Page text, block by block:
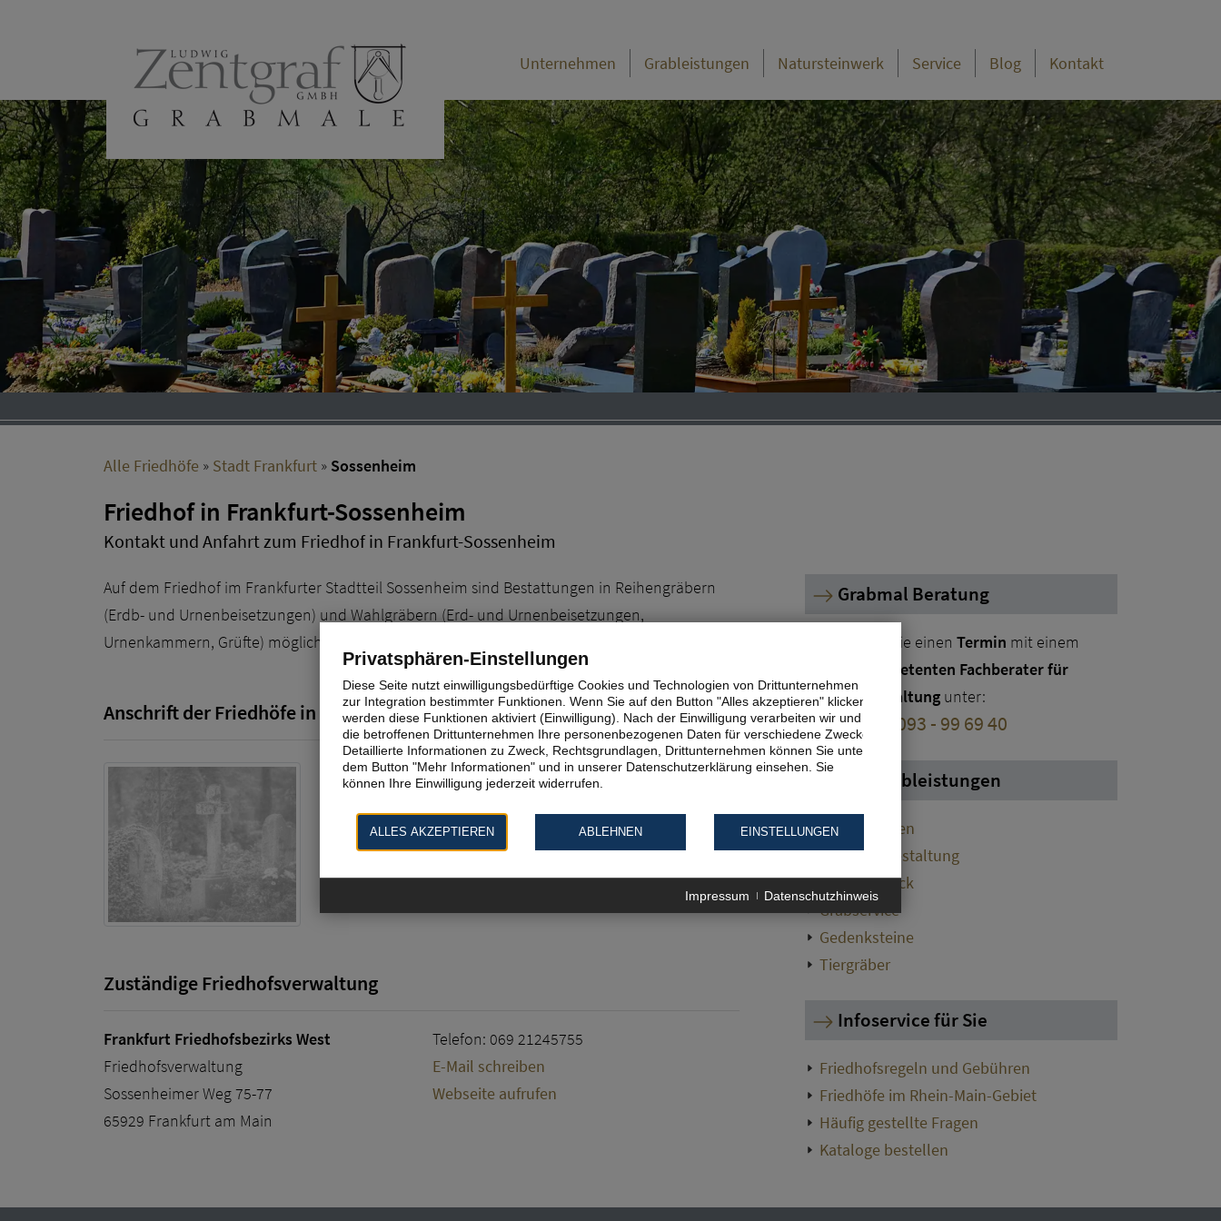
Unternehmen Grableistungen Natursteinwerk Service Blog Kontakt
Alle Friedhöfe » Stadt Frankfurt » Sossenheim
Friedhof in Frankfurt-Sossenheim
Kontakt und Anfahrt zum Friedhof in Frankfurt-Sossenheim
Auf dem Friedhof im Frankfurter Stadtteil Sossenheim sind Bestattungen in Reihengräbern
(Erdb- und Urnenbeisetzungen) und Wahlgräbern (Erd- und Urnenbeisetzungen,
Urnenkammern, Grüfte) möglich.
Anschrift der Friedhöfe in Sossenheim
Friedhof Sossenheim
65936 Frankfurt am Main
Zuständige Friedhofsverwaltung
Frankfurt Friedhofsbezirks West
Friedhofsverwaltung
Sossenheimer Weg 75-77
65929 Frankfurt am Main
Telefon: 069 21245755
E-Mail schreiben
Webseite aufrufen
Grabmal Beratung
Vereinbaren Sie einen Termin mit einem
kompetenten Fachberater für
Grabmalgestaltung unter:
Telefon: 06093 - 99 69 40
Alle Grableistungen
Grabmalarten
Grabsteingestaltung
Grabschmuck
Grabservice
Gedenksteine
Tiergräber
Infoservice für Sie
Friedhofsregeln und Gebühren
Friedhöfe im Rhein-Main-Gebiet
Häufig gestellte Fragen
Kataloge bestellen
Privatsphären-Einstellungen
Diese Seite nutzt einwilligungsbedürftige Cookies und Technologien von Drittunternehmen
zur Integration bestimmter Funktionen. Wenn Sie auf den Button "Alles akzeptieren" klicken,
werden diese Funktionen aktiviert (Einwilligung). Nach der Einwilligung verarbeiten wir und
die betroffenen Drittunternehmen Ihre personenbezogenen Daten für verschiedene Zwecke.
Detaillierte Informationen zu Zweck, Rechtsgrundlagen, Drittunternehmen können Sie unter
dem Button "Mehr Informationen" und in unserer Datenschutzerklärung einsehen. Sie
können Ihre Einwilligung jederzeit widerrufen.
ALLES AKZEPTIEREN ABLEHNEN EINSTELLUNGEN
Impressum Datenschutzhinweis